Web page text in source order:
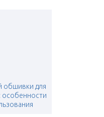
обшивки для
особенности